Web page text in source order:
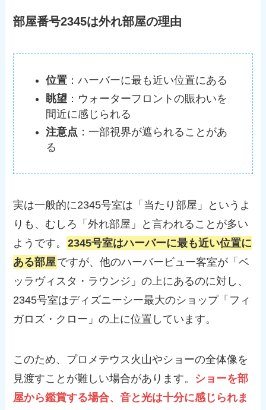
部屋番号2345は外れ部屋の理由
位置 ：ハーバーに最も近い位置にある
眺望 ：ウォーターフロントの賑わいを
間近に感じられる
注意点 ：一部視界が遮られることがあ
る
実は一般的に2345号室は「当たり部屋」というよ
りも、むしろ「外れ部屋」と言われることが多い
ようです。 2345号室はハーバーに最も近い位置に
ある部屋ですが、他のハーバービュー客室が「ベ
ッラヴィスタ・ラウンジ」の上にあるのに対し、
2345号室はディズニーシー最大のショップ「フィ
ガロズ・クロー」の上に位置しています。
このため、プロメテウス火山やショーの全体像を
見渡すことが難しい場合があります。 ショーを部
屋から鑑賞する場合、音と光は十分に感じられま